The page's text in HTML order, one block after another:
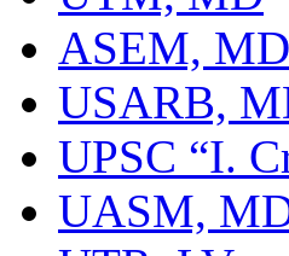
ASEM, MD
USARB,
UPSC “I.
UASM,